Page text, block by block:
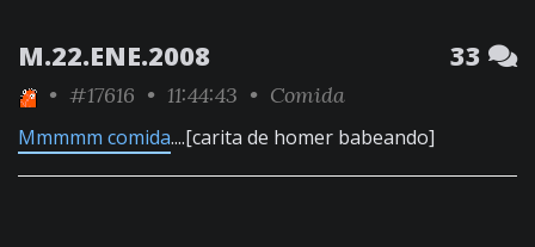
M.22.ENE.2008 33
• #17616 • 11:44:43 • Comida
Mmmmm comida....[carita de homer babeando]